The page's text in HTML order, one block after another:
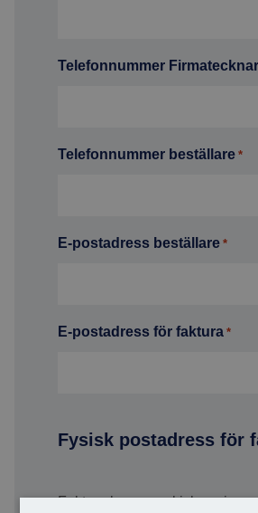
Telefonnummer
Telefonnummer beställare *
E-postadress beställare *
E-postadress för faktura *
Fysisk postadress för
Faktura kommer skickas via e-